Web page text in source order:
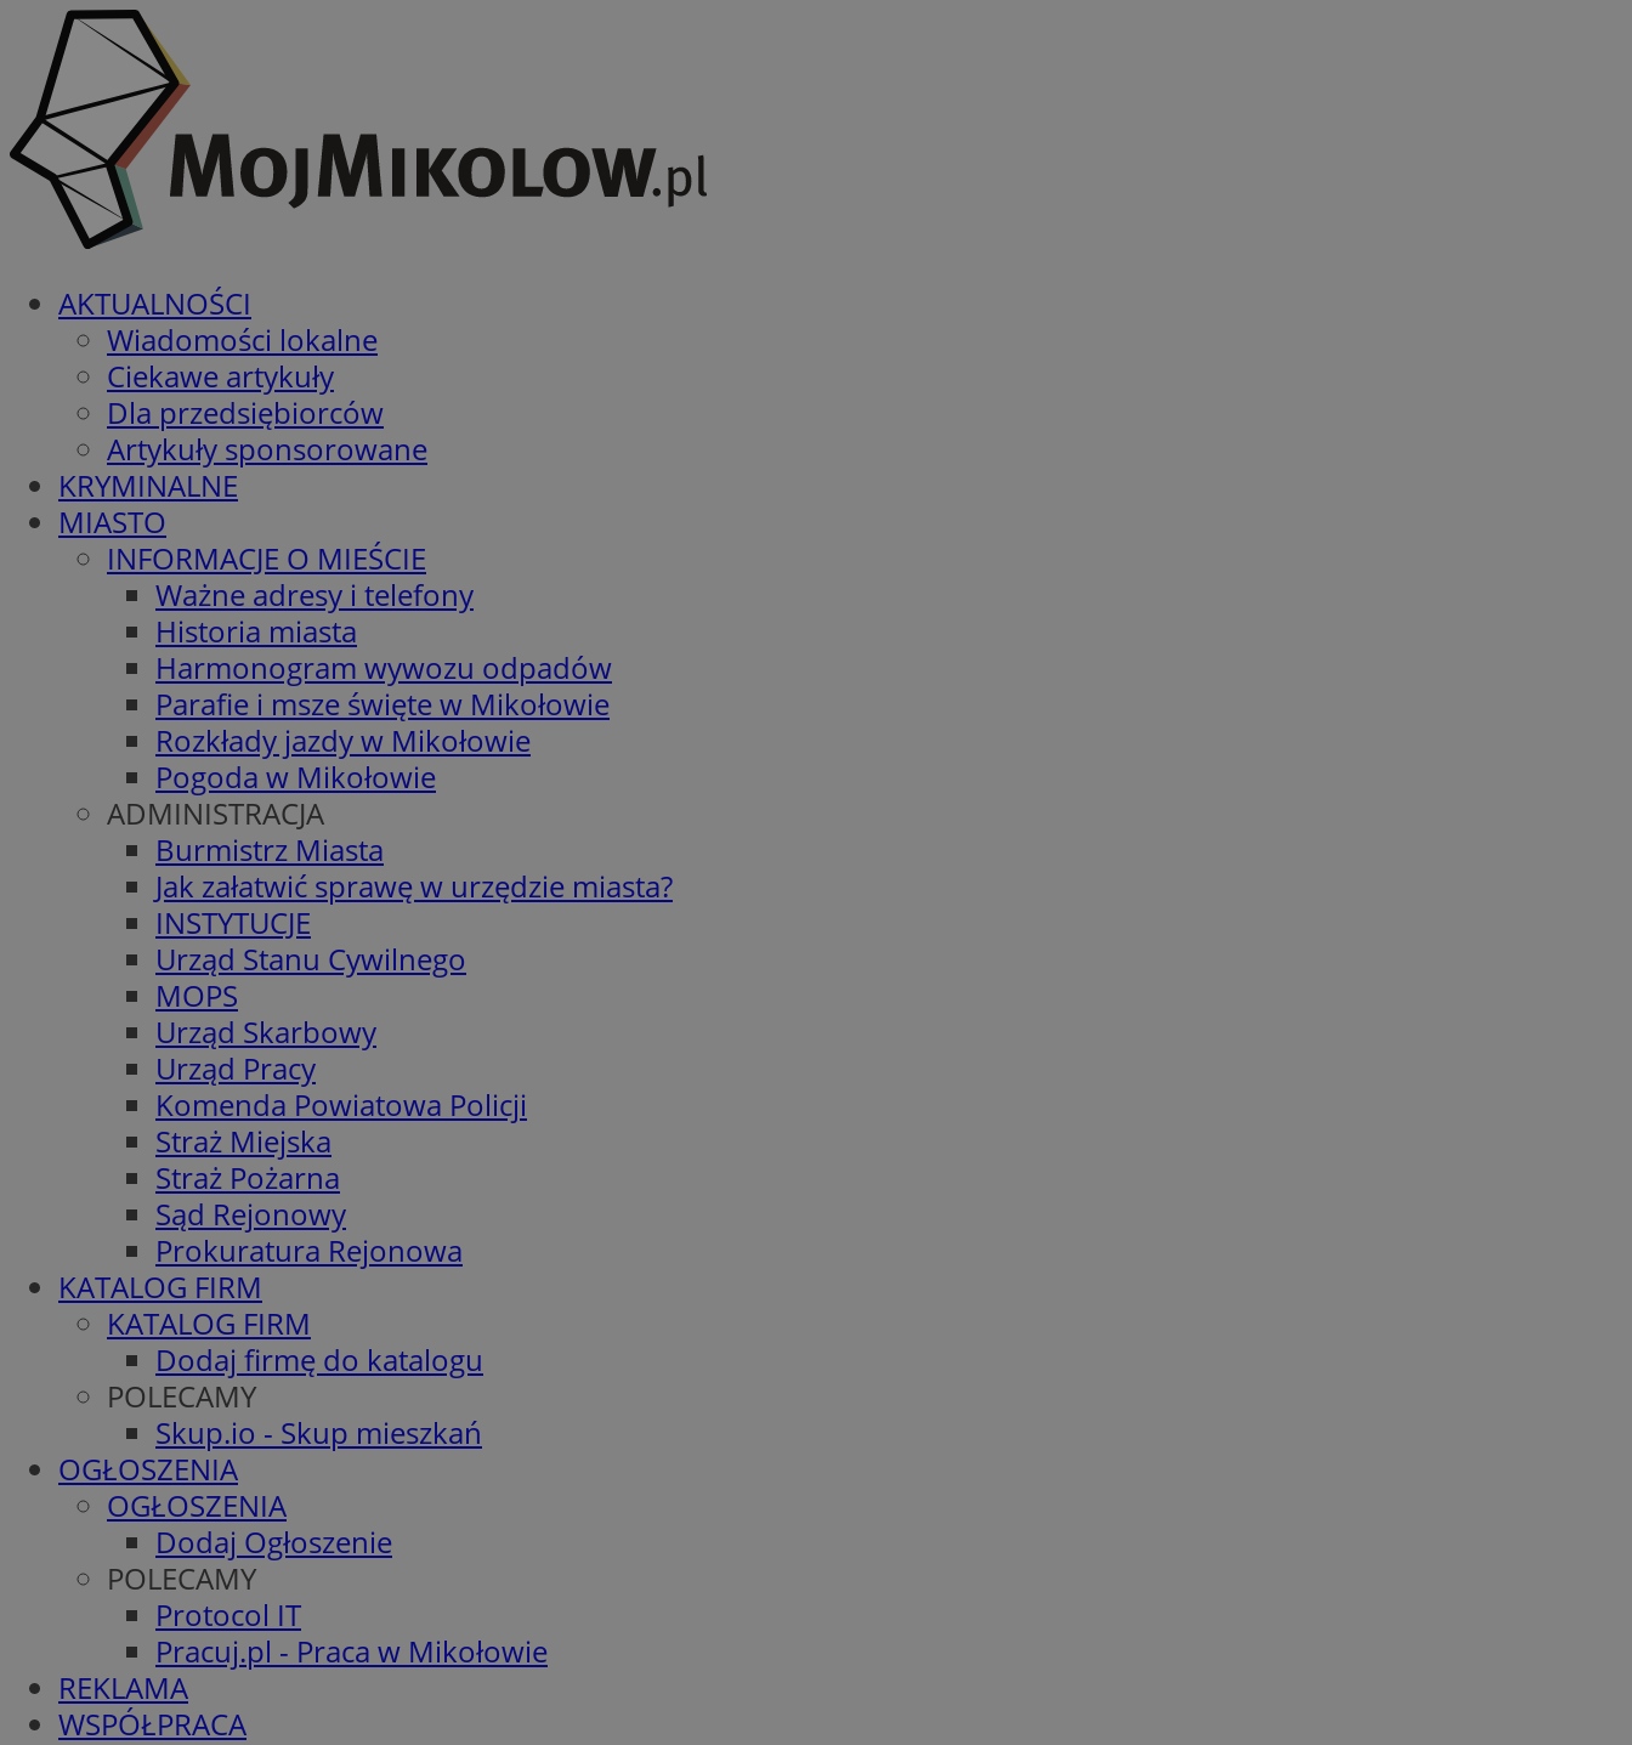
AKTUALNOŚCI
Wiadomości lokalne
Ciekawe artykuły
Dla przedsiębiorców
Artykuły sponsorowane
KRYMINALNE
MIASTO
INFORMACJE O MIEŚCIE
Ważne adresy i telefony
Historia miasta
Harmonogram wywozu odpadów
Parafie i msze święte w Mikołowie
Rozkłady jazdy w Mikołowie
Pogoda w Mikołowie
ADMINISTRACJA
Burmistrz Miasta
Jak załatwić sprawę w urzędzie miasta?
INSTYTUCJE
Urząd Stanu Cywilnego
MOPS
Urząd Skarbowy
Urząd Pracy
Komenda Powiatowa Policji
Straż Miejska
Straż Pożarna
Sąd Rejonowy
Prokuratura Rejonowa
KATALOG FIRM
KATALOG FIRM
Dodaj firmę do katalogu
POLECAMY
Skup.io - Skup mieszkań
OGŁOSZENIA
OGŁOSZENIA
Dodaj Ogłoszenie
POLECAMY
Protocol IT
Pracuj.pl - Praca w Mikołowie
REKLAMA
WSPÓŁPRACA